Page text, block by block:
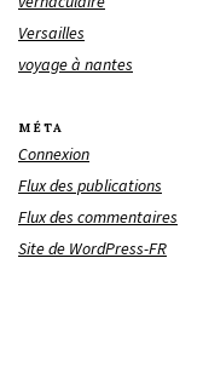
Versailles
voyage à nantes
MÉTA
Connexion
Flux des publications
Flux des commentaires
Site de WordPress-FR